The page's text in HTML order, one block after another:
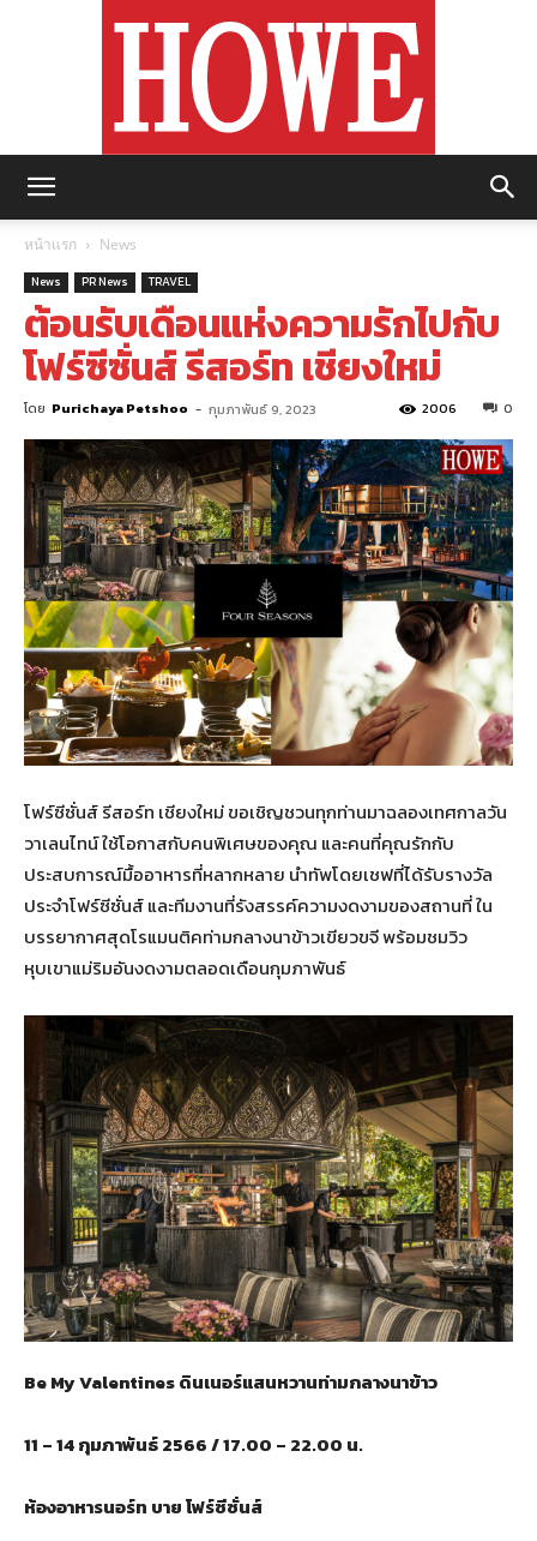
หน้าแรก News
News PR News TRAVEL
ต้อนรับเดือนแห่งความรักไปกับ
โฟร์ซีซั่นส์ รีสอร์ท เชียงใหม่
โดย Purichaya Petshoo - กุมภาพันธ์ 9, 2023 0
2006
โฟร์ซีซั่นส์ รีสอร์ท เชียงใหม่ ขอเชิญชวนทุกท่านมาฉลองเทศกาลวัน
วาเลนไทน์ ใช้โอกาสกับคนพิเศษของคุณ และคนที่คุณรักกับ
ประสบการณ์มื้ออาหารที่หลากหลาย นำทัพโดยเชฟที่ได้รับรางวัล
ประจำโฟร์ซีซั่นส์ และทีมงานที่รังสรรค์ความงดงามของสถานที่ ใน
บรรยากาศสุดโรแมนติคท่ามกลางนาข้าวเขียวขจี พร้อมชมวิว
หุบเขาแม่ริมอันงดงามตลอดเดือนกุมภาพันธ์
Be My Valentinesดินเนอร์แสนหวานท่ามกลางนาข้าว
11 – 14กุมภาพันธ์2566 / 17.00 – 22.00 น.
ห้องอาหารนอร์ท บาย โฟร์ซีซั่นส์